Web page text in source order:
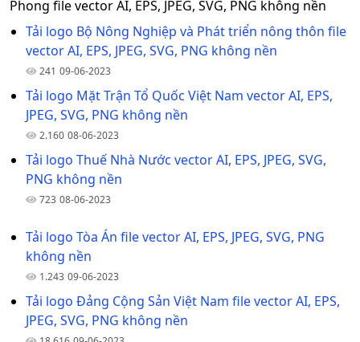
Phong file vector AI, EPS, JPEG, SVG, PNG không nền
Tải logo Bộ Nông Nghiệp và Phát triển nông thôn file
vector AI, EPS, JPEG, SVG, PNG không nền
241 09-06-2023
Tải logo Mặt Trận Tổ Quốc Việt Nam vector AI, EPS,
JPEG, SVG, PNG không nền
2.160 08-06-2023
Tải logo Thuế Nhà Nước vector AI, EPS, JPEG, SVG,
PNG không nền
723 08-06-2023
Tải logo Tòa Án file vector AI, EPS, JPEG, SVG, PNG
không nền
1.243 09-06-2023
Tải logo Đảng Cộng Sản Việt Nam file vector AI, EPS,
JPEG, SVG, PNG không nền